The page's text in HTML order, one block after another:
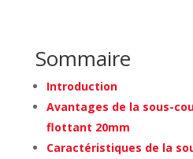
Sommaire
Introduction
Avantages de la sous-
flottant 20mm
Caractéristiques de la